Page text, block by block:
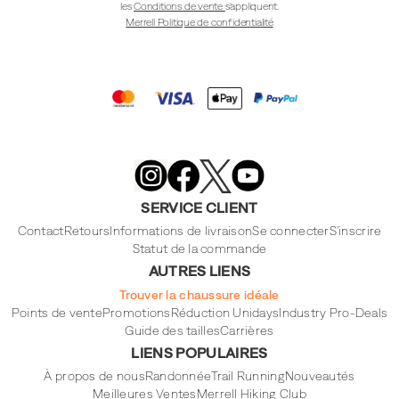
lesConditions de vente s'appliquent.
Merrell Politique de confidentialité
Footwear
on
Merrell
Footwear
on
Merrell
Footwear
on
X
Footwear
SERVICE CLIENT
ContactRetoursInformations de livraisonSe connecterS'inscrire
Statut de la commande
AUTRES LIENS
Trouver la chaussure idéale
Points de ventePromotionsRéduction UnidaysIndustry Pro-Deals
Guide des taillesCarrières
LIENS POPULAIRES
À propos de nousRandonnéeTrail RunningNouveautés
Meilleures VentesMerrell Hiking Club